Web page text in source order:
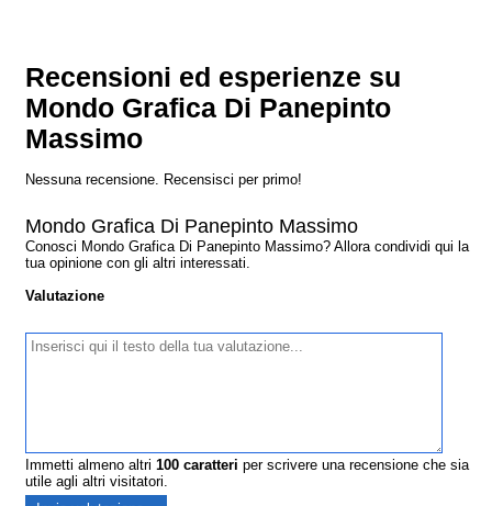
Recensioni ed esperienze su
Mondo Grafica Di Panepinto
Massimo
Nessuna recensione. Recensisci per primo!
Mondo Grafica Di Panepinto Massimo
Conosci Mondo Grafica Di Panepinto Massimo? Allora condividi qui la
tua opinione con gli altri interessati.
Valutazione
Immetti almeno altri100 caratteri per scrivere una recensione che sia
utile agli altri visitatori.